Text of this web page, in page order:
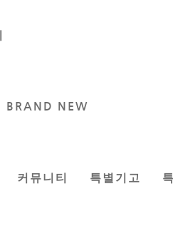
BRAND NEW
커뮤니티 특별기고